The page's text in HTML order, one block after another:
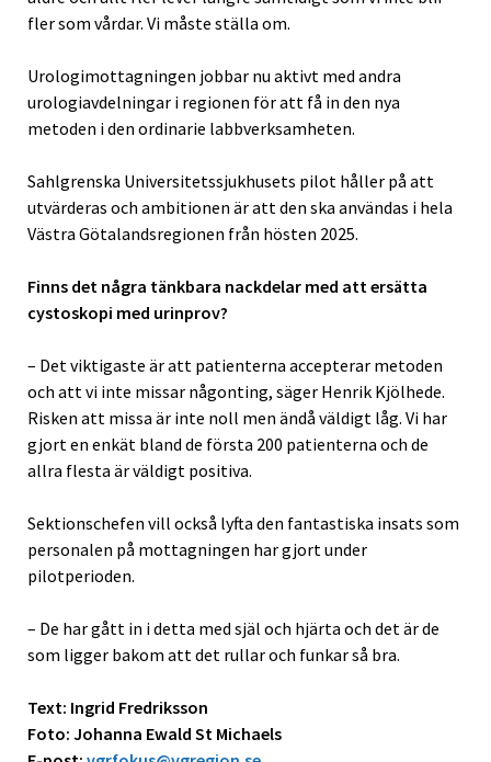
fler som vårdar. Vi måste ställa om.
Urologimottagningen jobbar nu aktivt med andra
urologiavdelningar i regionen för att få in den nya
metoden i den ordinarie labbverksamheten.
Sahlgrenska Universitetssjukhusets pilot håller på att
utvärderas och ambitionen är att den ska användas i hela
Västra Götalandsregionen från hösten 2025.
Finns det några tänkbara nackdelar med att ersätta
cystoskopi med urinprov?
– Det viktigaste är att patienterna accepterar metoden
och att vi inte missar någonting, säger Henrik Kjölhede.
Risken att missa är inte noll men ändå väldigt låg. Vi har
gjort en enkät bland de första 200 patienterna och de
allra flesta är väldigt positiva.
Sektionschefen vill också lyfta den fantastiska insats som
personalen på mottagningen har gjort under
pilotperioden.
– De har gått in i detta med själ och hjärta och det är de
som ligger bakom att det rullar och funkar så bra.
Text: Ingrid Fredriksson
Foto: Johanna Ewald St Michaels